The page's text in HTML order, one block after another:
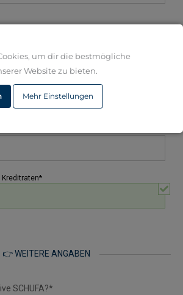
EINNAHMEN UND AUSGABEN
👉 WEITERE ANGABEN
SCHUFA?*
um dir die bestmögliche
Website zu bieten.
Mehr Einstellungen